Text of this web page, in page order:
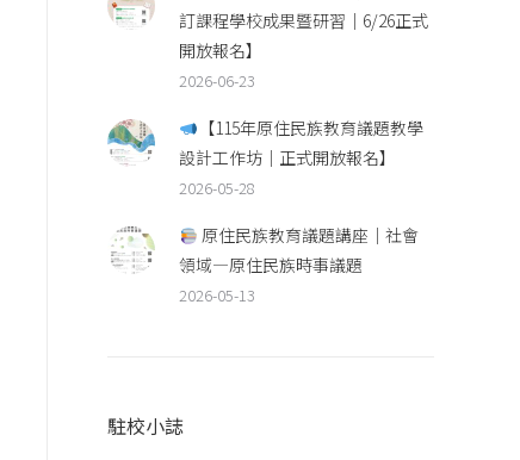
訂課程學校成果暨研習｜6/26正式
開放報名】
2026-06-23
【115年原住民族教育議題教學
設計工作坊｜正式開放報名】
2026-05-28
原住民族教育議題講座｜社會
領域—原住民族時事議題
2026-05-13
駐校小誌